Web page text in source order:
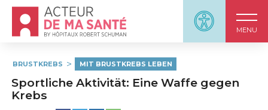
Panneau
MENU
Accueil - Acteur de ma santé, by HôpitauxRobert
BRUSTKREBS MIT BRUSTKREBS LEBEN
Sportliche Aktivität: Eine Waffe gegen
Krebs